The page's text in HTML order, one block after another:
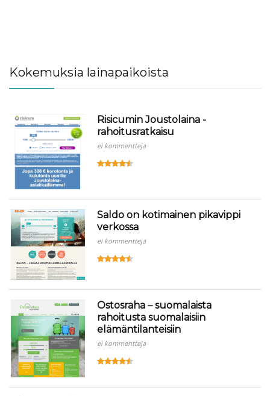
Kokemuksia lainapaikoista
Risicumin Joustolaina -
rahoitusratkaisu
ei kommentteja
Saldo on kotimainen pikavippi
verkossa
ei kommentteja
Ostosraha – suomalaista
rahoitusta suomalaisiin
elämäntilanteisiin
ei kommentteja